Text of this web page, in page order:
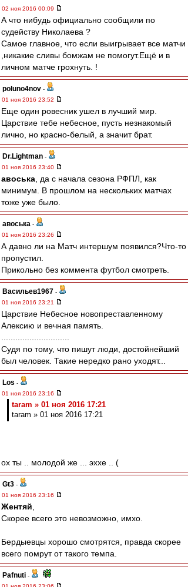
02 ноя 2016 00:09
А что нибудь официально сообщили по
судейству Николаева ?
Самое главное, что если выигрывает все матчи
,никакие сливы бомжам не помогут.Ещё и в
личном матче грохнуть. !
poluno4nov -
01 ноя 2016 23:52
Еще один ровесник ушел в лучший мир.
Царствие тебе небесное, пусть незнакомый
лично, но красно-белый, а значит брат.
Dr.Lightman -
01 ноя 2016 23:40
авоська , да с начала сезона РФПЛ, как
минимум. В прошлом на нескольких матчах
тоже уже было.
авоська -
01 ноя 2016 23:26
А давно ли на Матч интершум появился?Что-то
пропустил.
Прикольно без коммента футбол смотреть.
Васильев1967 -
01 ноя 2016 23:21
Царствие Небесное новопреставленному
Алексию и вечная память.
Судя по тому, что пишут люди, достойнейший
был человек. Такие нередко рано уходят...
Los -
01 ноя 2016 23:16
taram » 01 ноя 2016 17:21
taram » 01 ноя 2016 17:21
ох ты .. молодой же ... эххе .. (
Gt3 -
01 ноя 2016 23:16
Жентяй
Скорее всего это невозможно, имхо.
Бердыевцы хорошо смотрятся, правда скорее
всего помрут от такого темпа.
Pafnuti -